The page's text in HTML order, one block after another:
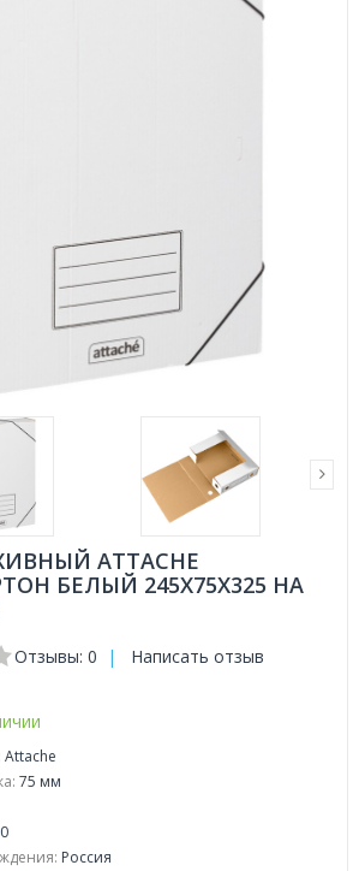
ATTACHE
БЕЛЫЙ 245Х75Х325 НА
Отзывы: 0 | Написать отзыв
Attache
75 мм
Россия